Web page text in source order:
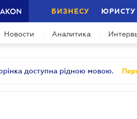
БИЗНЕСУ ЮРИСТУ
Новости Аналитика
доступна рідною мовою.